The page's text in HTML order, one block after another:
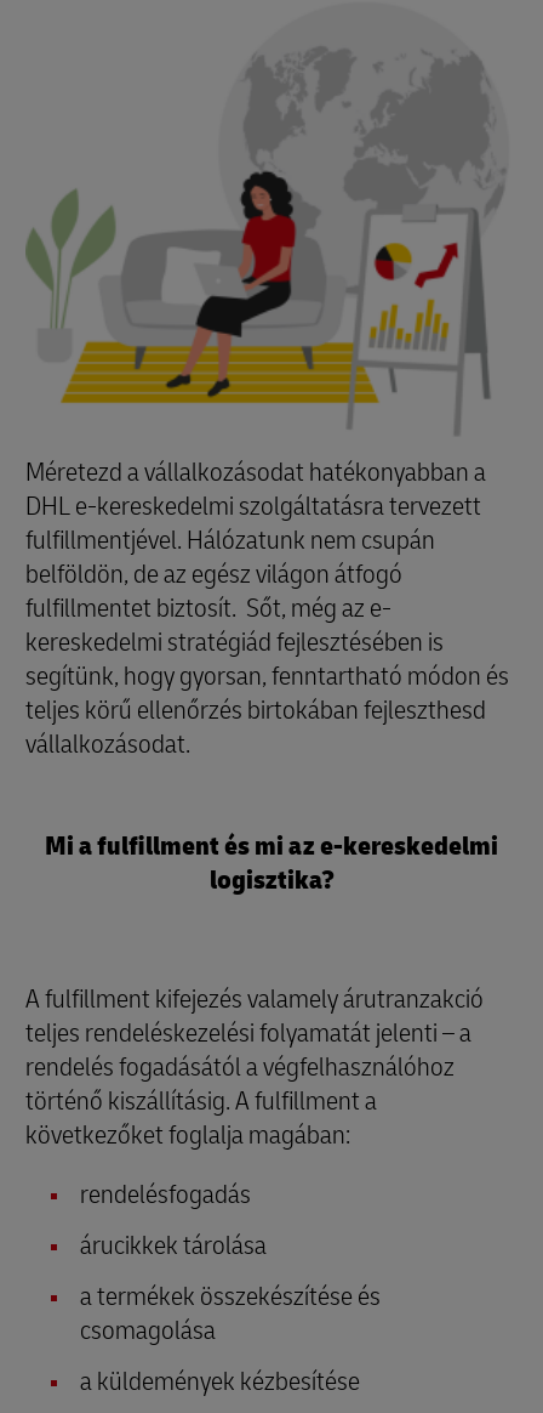
Méretezd a vállalkozásodat hatékonyabban a
DHL e-kereskedelmi szolgáltatásra tervezett
fulfillmentjével. Hálózatunk nem csupán
belföldön, de az egész világon átfogó
fulfillmentet biztosít. Sőt, még az e-
kereskedelmi stratégiád fejlesztésében is
segítünk, hogy gyorsan, fenntartható módon és
teljes körű ellenőrzés birtokában fejleszthesd
vállalkozásodat.
Mi a fulfillment és mi az e-kereskedelmi
logisztika?
A fulfillment kifejezés valamely árutranzakció
teljes rendeléskezelési folyamatát jelenti – a
rendelés fogadásától a végfelhasználóhoz
történő kiszállításig. A fulfillment a
következőket foglalja magában:
rendelésfogadás
árucikkek tárolása
a termékek összekészítése és
csomagolása
a küldemények kézbesítése